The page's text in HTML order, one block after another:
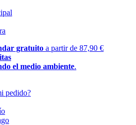
gratuito a partir de 87,90 €
el medio ambiente.
pedido?